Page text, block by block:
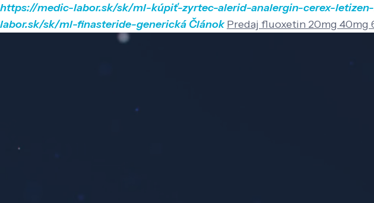
https://medic-labor.sk/sk/ml-kúpiť-zyrtec-alerid-analergin-cerex-
labor.sk/sk/ml-finasteride-generická Článok Predaj fluoxetin 20mg 40mg